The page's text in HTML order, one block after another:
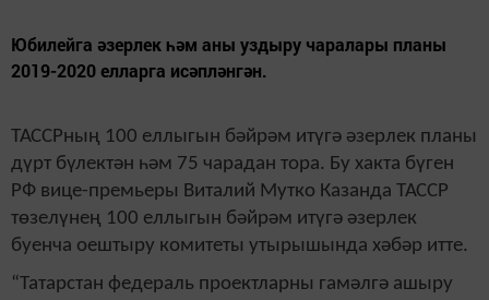
Юбилейга әзерлек һәм аны уздыру чаралары планы
2019-2020 елларга исәпләнгән.
ТАССРның 100 еллыгын бәйрәм итүгә әзерлек планы
дүрт бүлектән һәм 75 чарадан тора. Бу хакта бүген
РФ вице-премьеры Виталий Мутко Казанда ТАССР
төзелүнең 100 еллыгын бәйрәм итүгә әзерлек
буенча оештыру комитеты утырышында хәбәр итте.
“Татарстан федераль проектларны гамәлгә ашыру